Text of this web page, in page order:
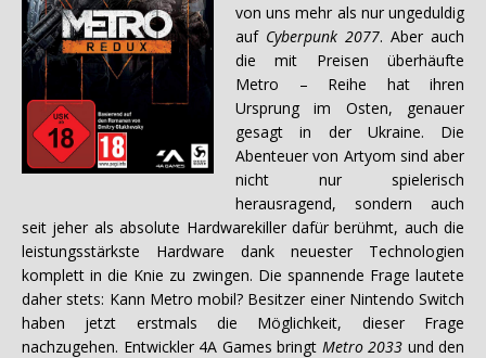
von uns mehr als nur ungeduldig
auf Cyberpunk 2077. Aber auch
die mit Preisen überhäufte
Metro – Reihe hat ihren
Ursprung im Osten, genauer
gesagt in der Ukraine. Die
Abenteuer von Artyom sind aber
nicht nur spielerisch
herausragend, sondern auch
seit jeher als absolute Hardwarekiller dafür berühmt, auch die
leistungsstärkste Hardware dank neuester Technologien
komplett in die Knie zu zwingen. Die spannende Frage lautete
daher stets: Kann Metro mobil? Besitzer einer Nintendo Switch
haben jetzt erstmals die Möglichkeit, dieser Frage
nachzugehen. Entwickler 4A Games bringt Metro 2033 und den